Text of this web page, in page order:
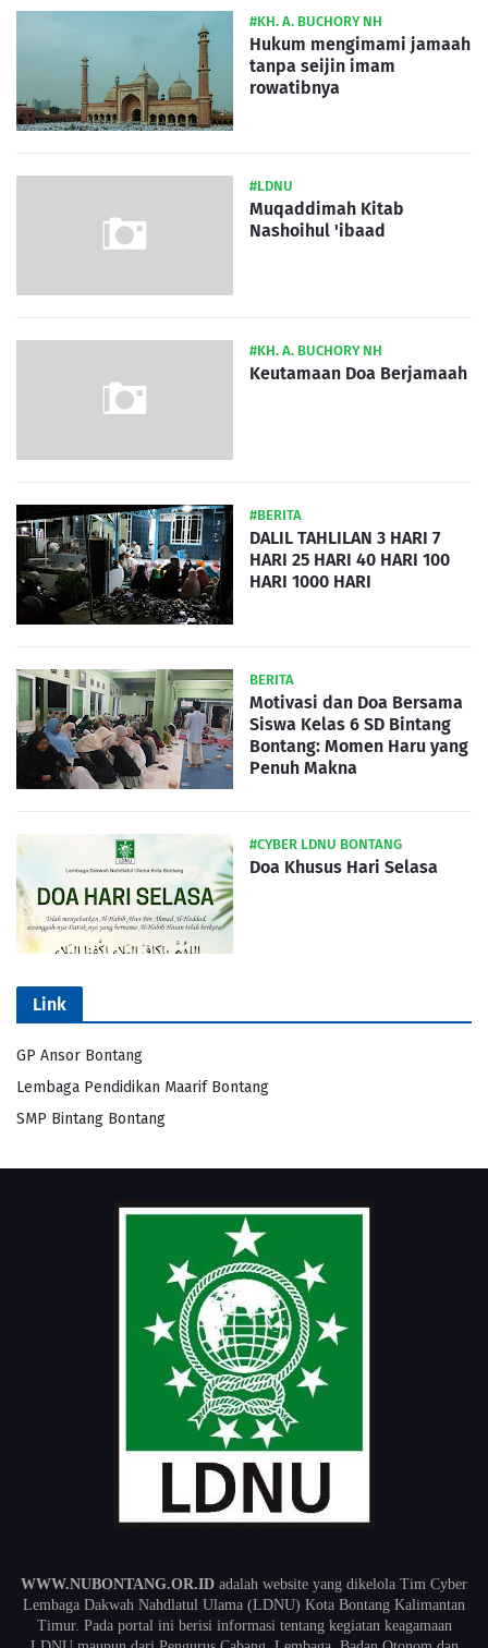
#KH. A. BUCHORY NH
Hukum mengimami jamaah
tanpa seijin imam
rowatibnya
#LDNU
Muqaddimah Kitab
Nashoihul 'ibaad
#KH. A. BUCHORY NH
Keutamaan Doa Berjamaah
#BERITA
DALIL TAHLILAN 3 HARI 7
HARI 25 HARI 40 HARI 100
HARI 1000 HARI
BERITA
Motivasi dan Doa Bersama
Siswa Kelas 6 SD Bintang
Bontang: Momen Haru yang
Penuh Makna
#CYBER LDNU BONTANG
Doa Khusus Hari Selasa
Link
GP Ansor Bontang
Lembaga Pendidikan Maarif Bontang
SMP Bintang Bontang
WWW.NUBONTANG.OR.ID adalah website yang dikelola Tim Cyber
Lembaga Dakwah Nahdlatul Ulama (LDNU) Kota Bontang Kalimantan
Timur. Pada portal ini berisi informasi tentang kegiatan keagamaan